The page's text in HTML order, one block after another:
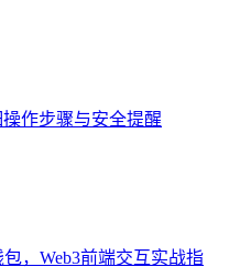
作步骤与安全提醒
，Web3前端交互实战指